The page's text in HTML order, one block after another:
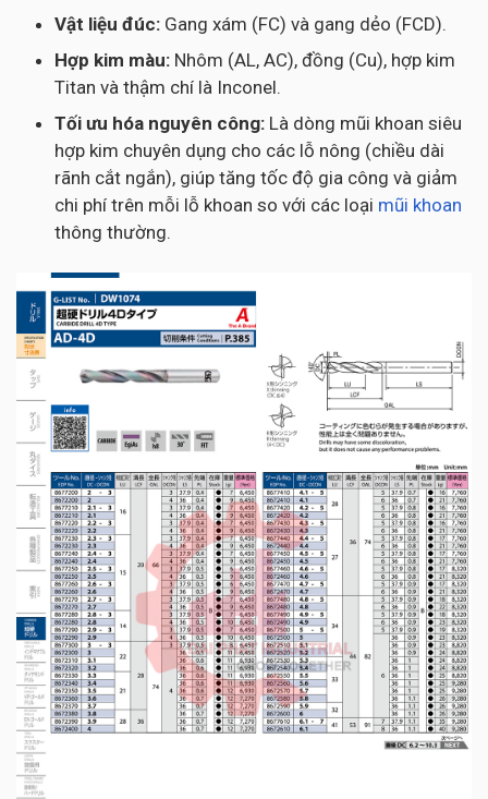
Vật liệu đúc: Gang xám (FC) và gang dẻo (FCD).
Hợp kim màu: Nhôm (AL, AC), đồng (Cu), hợp kim
Titan và thậm chí là Inconel.
Tối ưu hóa nguyên công: Là dòng mũi khoan siêu
hợp kim chuyên dụng cho các lỗ nông (chiều dài
rãnh cắt ngắn), giúp tăng tốc độ gia công và giảm
chi phí trên mỗi lỗ khoan so với các loại mũi khoan
thông thường.